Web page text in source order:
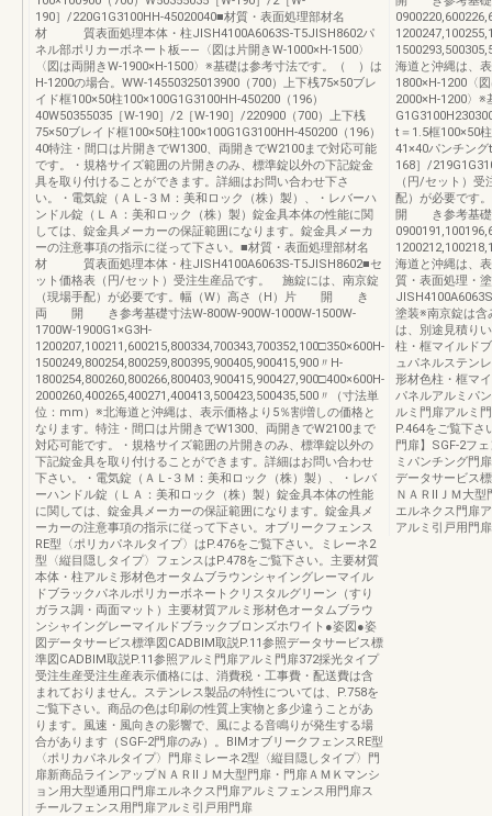
190］/220G1G3100HH-45020040■材質・表面処理部材名
材 質表面処理本体・柱JISH4100A6063S-T5JISH8602パ
ネル部ポリカーボネート板——〈図は片開きW-1000×H-1500〉
〈図は両開きW-1900×H-1500〉※基礎は参考寸法です。（ ）は
H-1200の場合。WW-14550325013900（700）上下桟75×50ブレ
イド框100×50柱100×100G1G3100HH-450200（196）
40W50355035［W-190］/2［W-190］/220900（700）上下桟
75×50ブレイド框100×50柱100×100G1G3100HH-450200（196）
40特注・間口は片開きでW1300、両開きでW2100まで対応可能
です。・規格サイズ範囲の片開きのみ、標準錠以外の下記錠金
具を取り付けることができます。詳細はお問い合わせ下さ
い。・電気錠（ＡＬ-３Ｍ：美和ロック（株）製）、・レバーハ
ンドル錠（ＬＡ：美和ロック（株）製）錠金具本体の性能に関
しては、錠金具メーカーの保証範囲になります。錠金具メーカ
ーの注意事項の指示に従って下さい。■材質・表面処理部材名
材 質表面処理本体・柱JISH4100A6063S-T5JISH8602■セ
ット価格表（円/セット）受注生産品です。 施錠には、南京錠
（現場手配）が必要です。幅（W）高さ（H）片 開 き
両 開 き参考基礎寸法W-800W-900W-1000W-1500W-
1700W-1900G1×G3H-
1200207,100211,600215,800334,700343,700352,100□350×600H-
1500249,800254,800259,800395,900405,900415,900〃H-
1800254,800260,800266,800403,900415,900427,900□400×600H-
2000260,400265,400271,400413,500423,500435,500〃（寸法単
位：mm）※北海道と沖縄は、表示価格より5％割増しの価格と
なります。特注・間口は片開きでW1300、両開きでW2100まで
対応可能です。・規格サイズ範囲の片開きのみ、標準錠以外の
下記錠金具を取り付けることができます。詳細はお問い合わせ
下さい。・電気錠（ＡＬ-３Ｍ：美和ロック（株）製）、・レバ
ーハンドル錠（ＬＡ：美和ロック（株）製）錠金具本体の性能
に関しては、錠金具メーカーの保証範囲になります。錠金具メ
ーカーの注意事項の指示に従って下さい。オブリークフェンス
RE型〈ポリカパネルタイプ〉はP.476をご覧下さい。ミレーネ2
型〈縦目隠しタイプ〉フェンスはP.478をご覧下さい。主要材質
本体・柱アルミ形材色オータムブラウンシャイングレーマイル
ドブラックパネルポリカーボネートクリスタルグリーン（すり
ガラス調・両面マット）主要材質アルミ形材色オータムブラウ
ンシャイングレーマイルドブラックブロンズホワイト●姿図●姿
図データサービス標準図CADBIM取説P.11参照データサービス標
準図CADBIM取説P.11参照アルミ門扉アルミ門扉372採光タイプ
受注生産受注生産表示価格には、消費税・工事費・配送費は含
まれておりません。ステンレス製品の特性については、P.758を
ご覧下さい。商品の色は印刷の性質上実物と多少違うことがあ
ります。風速・風向きの影響で、風による音鳴りが発生する場
合があります（SGF-2門扉のみ）。BIMオブリークフェンスRE型
〈ポリカパネルタイプ〉門扉ミレーネ2型〈縦目隠しタイプ〉門
扉新商品ラインアップＮＡＲⅡＪＭ大型門扉・門扉ＡＭＫマンシ
ョン用大型通用口門扉エルネクス門扉アルミフェンス用門扉ス
チールフェンス用門扉アルミ引戸用門扉
海道と沖縄は、
1800×H-1200〈
2000×H-1200〉
t＝1.5框100×50
41×40パンチン
168］/
（円/セット）
配）が必要で
開 き参考基礎寸
海道と沖縄は、
質・表面処理
塗装※南京錠は
は、別途見積り
柱・框マイルド
ュパネルステン
形材色柱・框マ
パネルアルミパ
ルミ門扉アルミ
P.464をご覧下さ
門扉】SGF-2フ
ミパンチング門
データサービス
ＮＡＲⅡＪＭ大
エルネクス門扉
アルミ引戸用門扉